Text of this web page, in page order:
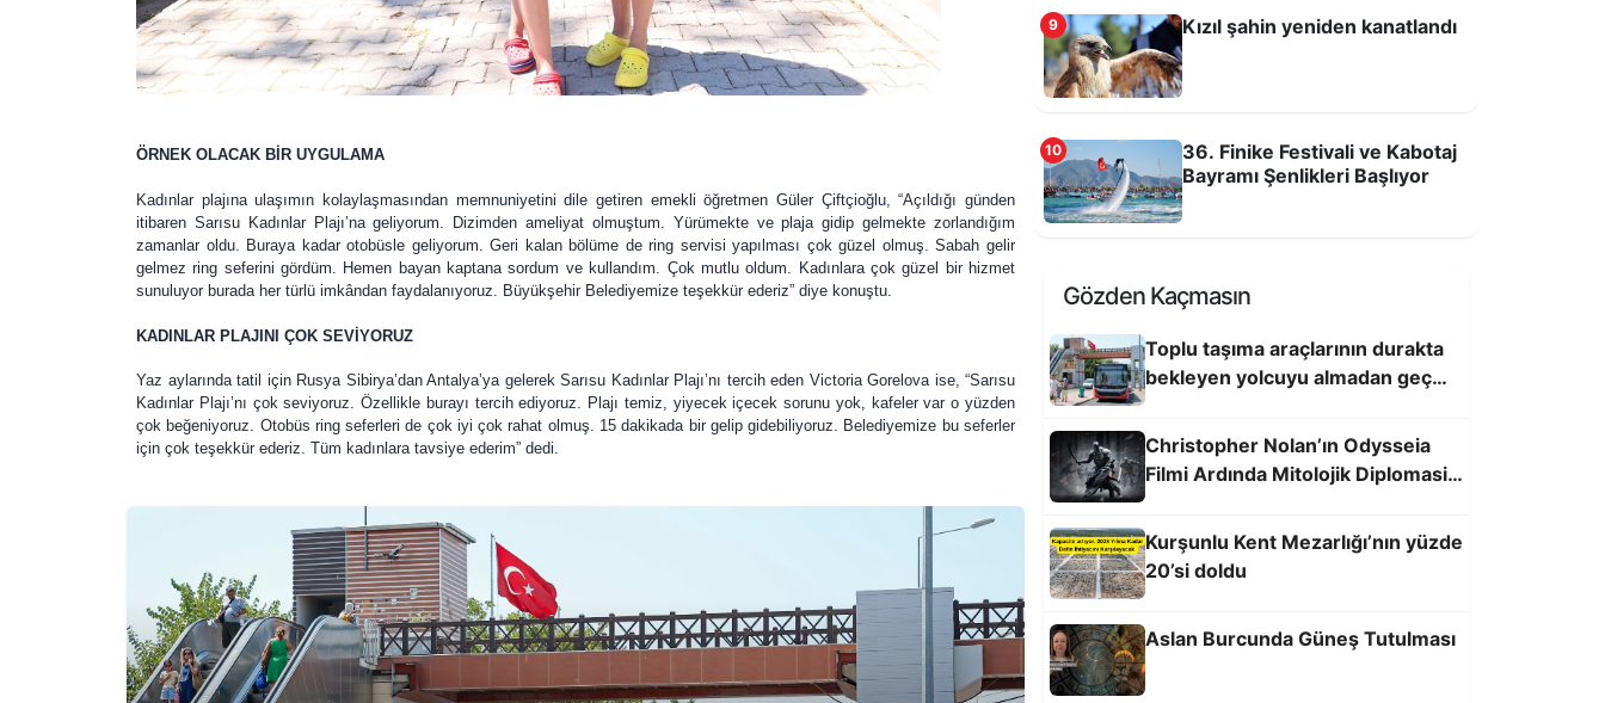
ÖRNEK OLACAK BİR UYGULAMA
Kadınlar plajına ulaşımın kolaylaşmasından memnuniyetini dile getiren emekli öğretmen Güler Çiftçioğlu, “Açıldığı günden
itibaren Sarısu Kadınlar Plajı’na geliyorum. Dizimden ameliyat olmuştum. Yürümekte ve plaja gidip gelmekte zorlandığım
zamanlar oldu. Buraya kadar otobüsle geliyorum. Geri kalan bölüme de ring servisi yapılması çok güzel olmuş. Sabah gelir
gelmez ring seferini gördüm. Hemen bayan kaptana sordum ve kullandım. Çok mutlu oldum. Kadınlara çok güzel bir hizmet
sunuluyor burada her türlü imkândan faydalanıyoruz. Büyükşehir Belediyemize teşekkür ederiz” diye konuştu.
KADINLAR PLAJINI ÇOK SEVİYORUZ
Yaz aylarında tatil için Rusya Sibirya’dan Antalya’ya gelerek Sarısu Kadınlar Plajı’nı tercih eden Victoria Gorelova ise, “Sarısu
Kadınlar Plajı’nı çok seviyoruz. Özellikle burayı tercih ediyoruz. Plajı temiz, yiyecek içecek sorunu yok, kafeler var o yüzden
çok beğeniyoruz. Otobüs ring seferleri de çok iyi çok rahat olmuş. 15 dakikada bir gelip gidebiliyoruz. Belediyemize bu seferler
için çok teşekkür ederiz. Tüm kadınlara tavsiye ederim” dedi.
Finike Açıklarında 50 Yapay Resif
Denizle Buluştu
9 Kızıl şahin yeniden kanatlandı
10
36. Finike Festivali ve Kabotaj
Bayramı Şenlikleri Başlıyor
Gözden Kaçmasın
Toplu taşıma araçlarının durakta
bekleyen yolcuyu almadan geçme
Christopher Nolan’ın Odysseia
Filmi Ardında Mitolojik Diplomasi:
Kurşunlu Kent Mezarlığı’nın yüzde
20’si doldu
Aslan Burcunda Güneş Tutulması